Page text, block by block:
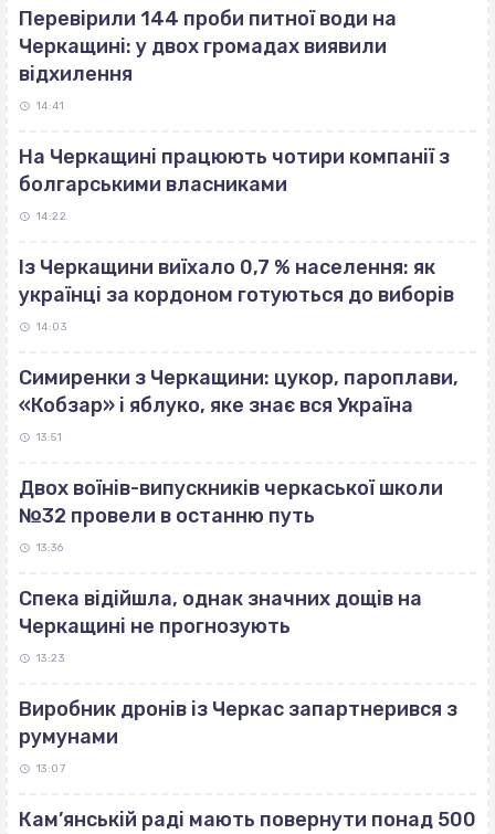
Перевірили 144 проби питної води на
Черкащині: у двох громадах виявили
відхилення
14:41
На Черкащині працюють чотири компанії з
болгарськими власниками
14:22
Із Черкащини виїхало 0,7 % населення: як
українці за кордоном готуються до виборів
14:03
Симиренки з Черкащини: цукор, пароплави,
«Кобзар» і яблуко, яке знає вся Україна
13:51
Двох воїнів-випускників черкаської школи
№32 провели в останню путь
13:36
Спека відійшла, однак значних дощів на
Черкащині не прогнозують
13:23
Виробник дронів із Черкас запартнерився з
румунами
13:07
Кам’янській раді мають повернути понад 500